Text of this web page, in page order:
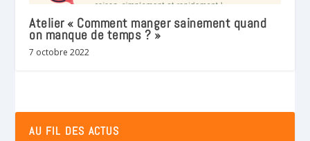
Atelier « Comment manger sainement quand
on manque de temps ? »
7 octobre 2022
AU FIL DES ACTUS